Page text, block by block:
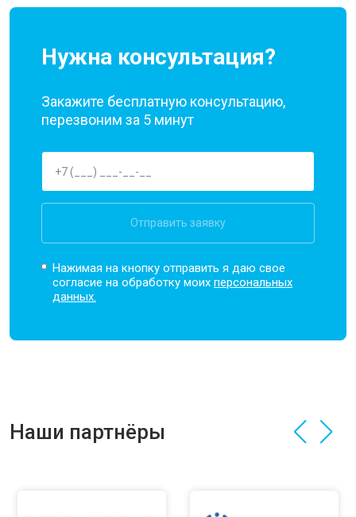
Нужна консультация?
Закажите бесплатную консультацию,
перезвоним за 5 минут
Отправить заявку
Нажимая на кнопку отправить я даю свое
согласие на обработку моихперсональных
данных.
Наши партнёры